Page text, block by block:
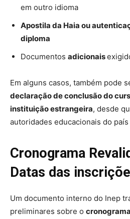
em outro idioma
Apostila da Haia ou
diploma
Documentos adicionais
Em alguns casos, também pode
declaração de conclusão do
instituição estrangeira, desde
autoridades educacionais do
Cronograma
Datas das
Um documento interno do Inep
preliminares sobre o